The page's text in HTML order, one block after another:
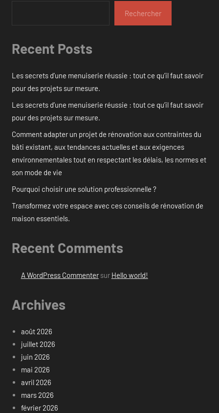
Rechercher
Recent Posts
Les secrets d’une menuiserie réussie : tout ce qu’il faut savoir
pour des projets sur mesure.
Les secrets d’une menuiserie réussie : tout ce qu’il faut savoir
pour des projets sur mesure.
Comment adapter un projet de rénovation aux contraintes du
bâti existant, aux tendances actuelles et aux exigences
environnementales tout en respectant les délais, les normes et
son mode de vie
Pourquoi choisir une solution professionnelle ?
Transformez votre espace avec ces conseils de rénovation de
maison essentiels.
Recent Comments
A WordPress Commentersur Hello world!
Archives
août 2026
juillet 2026
juin 2026
mai 2026
avril 2026
mars 2026
février 2026